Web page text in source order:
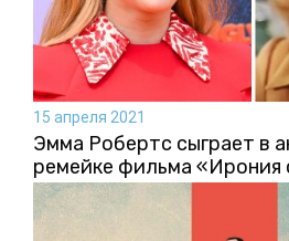
15 апреля 2021
Эмма Робертс сыграет в
ремейке фильма «Ирония